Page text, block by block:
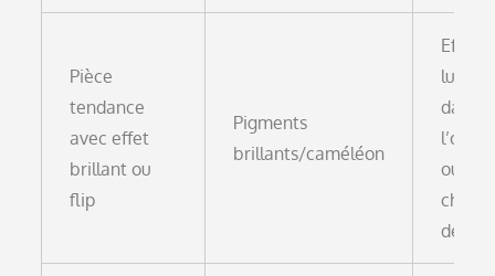
Pièce
tendance
avec effet
brillant ou
flip
Pigments
brillants/caméléon
Effets
dans
ou de
de